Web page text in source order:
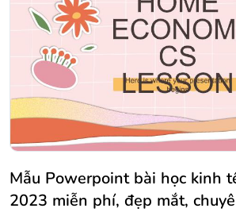
slide này và để các hình minh họa dễ
Mẫu Powerpoint bài học kinh
2023 miễn phí, đẹp mắt,